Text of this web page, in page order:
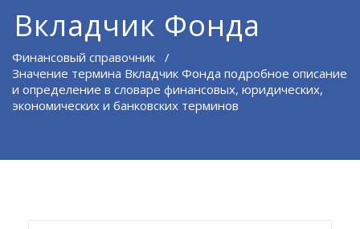
Вкладчик Фонда
Финансовый справочник /
Значение термина Вкладчик Фонда подробное описание
и определение в словаре финансовых, юридических,
экономических и банковских терминов